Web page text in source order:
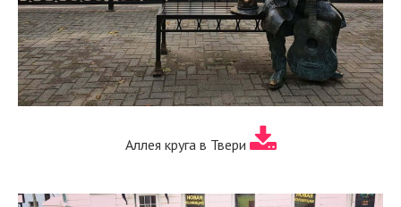
Аллея круга в Твери